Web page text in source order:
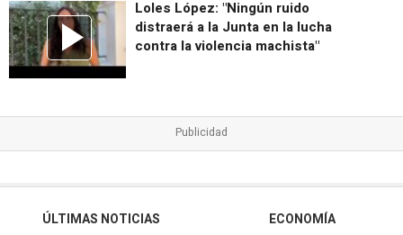
Loles López: "Ningún ruido
distraerá a la Junta en la lucha
contra la violencia machista"
ÚLTIMAS NOTICIAS
ECONOMÍA